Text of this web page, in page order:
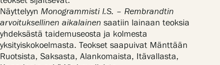
Näyttelyyn Monogrammisti I.S. – Rembrandtin
arvoituksellinen aikalainen saatiin lainaan teoksia
yhdeksästä taidemuseosta ja kolmesta
yksityiskokoelmasta. Teokset saapuivat Mänttään
Ruotsista, Saksasta, Alankomaista, Itävallasta,